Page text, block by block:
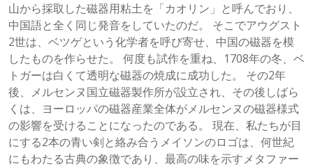
山から採取した磁器用粘土を「カオリン」と呼んでおり、
中国語と全く同じ発音をしていたのだ。 そこでアウグスト
2世は、ベツゲという化学者を呼び寄せ、中国の磁器を模
したものを作らせた。 何度も試作を重ね、1708年の冬、ベ
トガーは白くて透明な磁器の焼成に成功した。 その2年
後、メルセンヌ国立磁器製作所が設立され、その後しばら
くは、ヨーロッパの磁器産業全体がメルセンヌの磁器様式
の影響を受けることになったのである。 現在、私たちが目
にする2本の青い剣と絡み合うメイソンのロゴは、何世紀
にもわたる古典の象徴であり、最高の味を示すメタファー